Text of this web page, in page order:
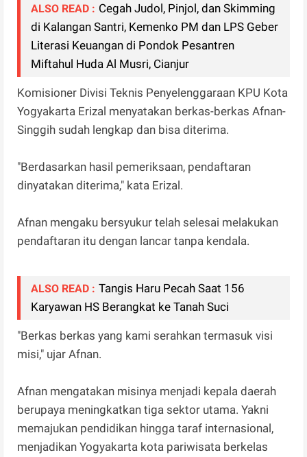
ALSO READ : Cegah Judol, Pinjol, dan Skimming
di Kalangan Santri, Kemenko PM dan LPS Geber
Literasi Keuangan di Pondok Pesantren
Miftahul Huda Al Musri, Cianjur
Komisioner Divisi Teknis Penyelenggaraan KPU Kota
Yogyakarta Erizal menyatakan berkas-berkas Afnan-
Singgih sudah lengkap dan bisa diterima.
"Berdasarkan hasil pemeriksaan, pendaftaran
dinyatakan diterima," kata Erizal.
Afnan mengaku bersyukur telah selesai melakukan
pendaftaran itu dengan lancar tanpa kendala.
ALSO READ : Tangis Haru Pecah Saat 156
Karyawan HS Berangkat ke Tanah Suci
"Berkas berkas yang kami serahkan termasuk visi
misi," ujar Afnan.
Afnan mengatakan misinya menjadi kepala daerah
berupaya meningkatkan tiga sektor utama. Yakni
memajukan pendidikan hingga taraf internasional,
menjadikan Yogyakarta kota pariwisata berkelas